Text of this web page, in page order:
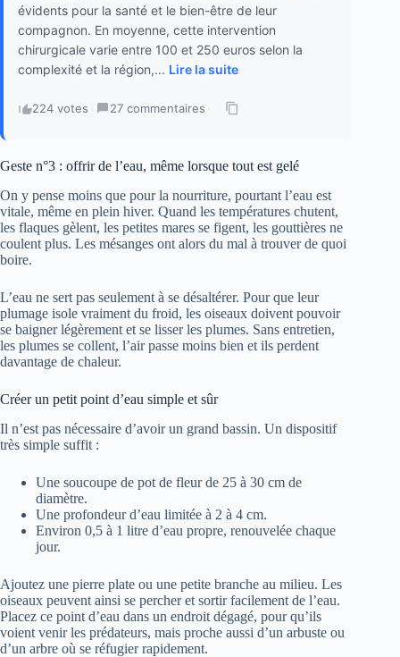
évidents pour la santé et le bien-être de leur
compagnon. En moyenne, cette intervention
chirurgicale varie entre 100 et 250 euros selon la
complexité et la région,... Lire la suite
224 votes · 27 commentaires ·
Geste n°3 : offrir de l’eau, même lorsque tout est gelé
On y pense moins que pour la nourriture, pourtant l’eau est
vitale, même en plein hiver. Quand les températures chutent,
les flaques gèlent, les petites mares se figent, les gouttières ne
coulent plus. Les mésanges ont alors du mal à trouver de quoi
boire.
L’eau ne sert pas seulement à se désaltérer. Pour que leur
plumage isole vraiment du froid, les oiseaux doivent pouvoir
se baigner légèrement et se lisser les plumes. Sans entretien,
les plumes se collent, l’air passe moins bien et ils perdent
davantage de chaleur.
Créer un petit point d’eau simple et sûr
Il n’est pas nécessaire d’avoir un grand bassin. Un dispositif
très simple suffit :
Une soucoupe de pot de fleur de 25 à 30 cm de
diamètre.
Une profondeur d’eau limitée à 2 à 4 cm.
Environ 0,5 à 1 litre d’eau propre, renouvelée chaque
jour.
Ajoutez une pierre plate ou une petite branche au milieu. Les
oiseaux peuvent ainsi se percher et sortir facilement de l’eau.
Placez ce point d’eau dans un endroit dégagé, pour qu’ils
voient venir les prédateurs, mais proche aussi d’un arbuste ou
d’un arbre où se réfugier rapidement.